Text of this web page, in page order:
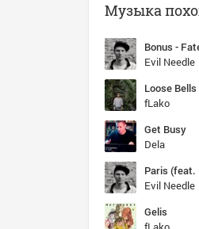
Музыка
Bonus -
Evil Needle
Loose
fLako
Get Busy
Dela
Paris (feat.
Evil Needle
Gelis